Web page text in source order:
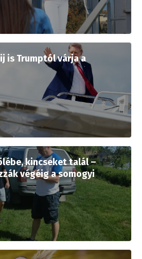
is Trumptól várja a
kincseket talál –
végéig a somogyi